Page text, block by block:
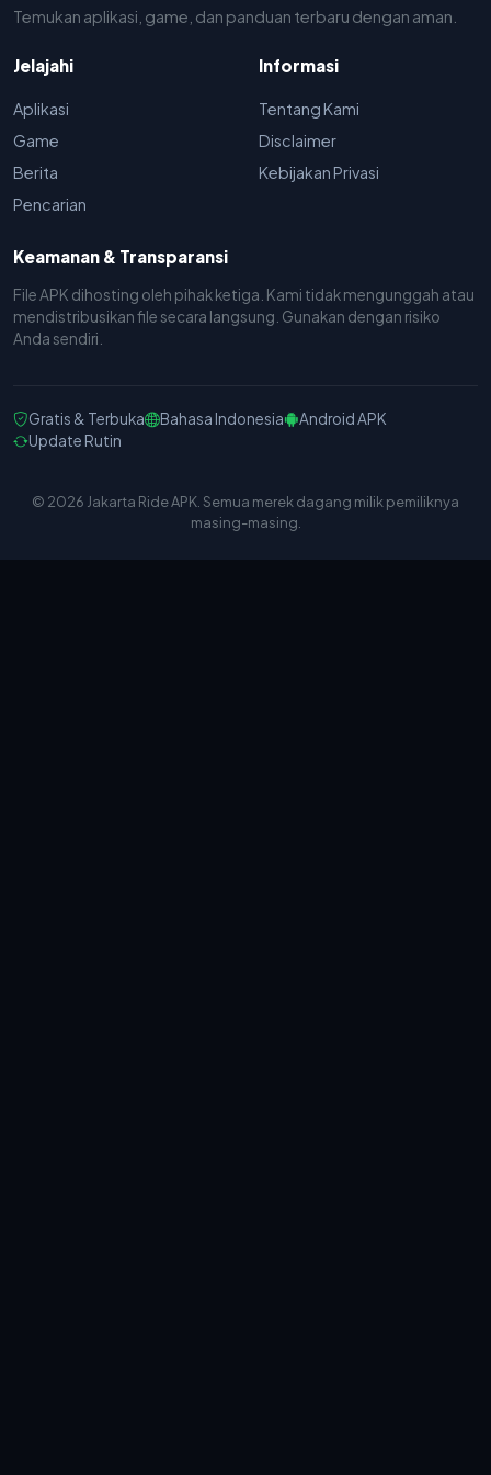
Temukan aplikasi, game, dan panduan terbaru dengan aman.
Jelajahi
Aplikasi
Game
Berita
Pencarian
Informasi
Tentang Kami
Disclaimer
Kebijakan Privasi
Keamanan & Transparansi
File APK dihosting oleh pihak ketiga. Kami tidak mengunggah atau
mendistribusikan file secara langsung. Gunakan dengan risiko
Anda sendiri.
Gratis & Terbuka Bahasa Indonesia
Android APK
Update Rutin
© 2026 Jakarta Ride APK. Semua merek dagang milik pemiliknya
masing-masing.